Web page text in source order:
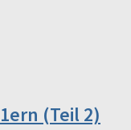
(Teil 2)